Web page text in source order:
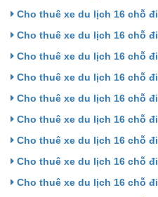
Cho thuê xe du lịch 16 chỗ
Cho thuê xe du lịch 16 chỗ
Cho thuê xe du lịch 16 chỗ
Cho thuê xe du lịch 16 chỗ
Cho thuê xe du lịch 16 chỗ
Cho thuê xe du lịch 16 chỗ
Cho thuê xe du lịch 16 chỗ
Cho thuê xe du lịch 16 chỗ
Cho thuê xe du lịch 16 chỗ